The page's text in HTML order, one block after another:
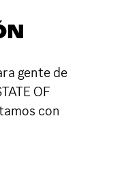
gente de
OF
con